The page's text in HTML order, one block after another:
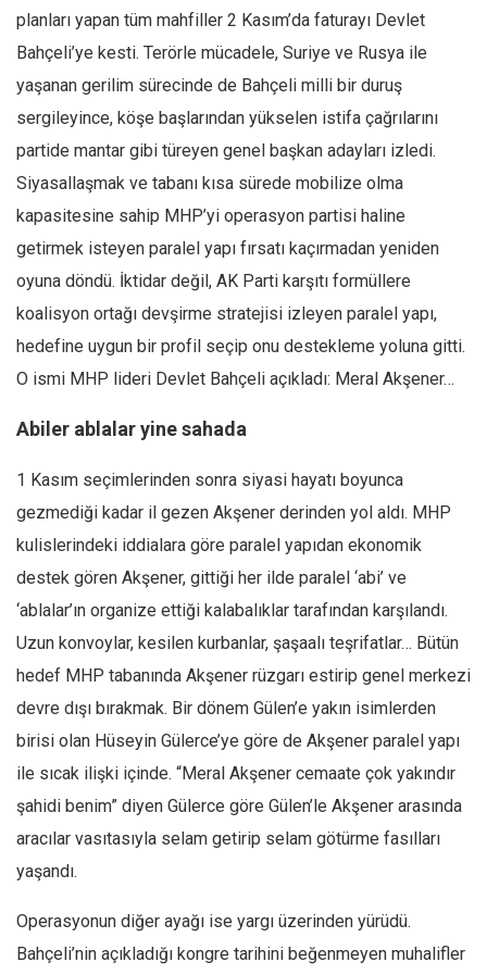
planları yapan tüm mahfiller 2 Kasım’da faturayı Devlet
Bahçeli’ye kesti. Terörle mücadele, Suriye ve Rusya ile
yaşanan gerilim sürecinde de Bahçeli milli bir duruş
sergileyince, köşe başlarından yükselen istifa çağrılarını
partide mantar gibi türeyen genel başkan adayları izledi.
Siyasallaşmak ve tabanı kısa sürede mobilize olma
kapasitesine sahip MHP’yi operasyon partisi haline
getirmek isteyen paralel yapı fırsatı kaçırmadan yeniden
oyuna döndü. İktidar değil, AK Parti karşıtı formüllere
koalisyon ortağı devşirme stratejisi izleyen paralel yapı,
hedefine uygun bir profil seçip onu destekleme yoluna gitti.
O ismi MHP lideri Devlet Bahçeli açıkladı: Meral Akşener…
Abiler ablalar yine sahada
1 Kasım seçimlerinden sonra siyasi hayatı boyunca
gezmediği kadar il gezen Akşener derinden yol aldı. MHP
kulislerindeki iddialara göre paralel yapıdan ekonomik
destek gören Akşener, gittiği her ilde paralel ‘abi’ ve
‘ablalar’ın organize ettiği kalabalıklar tarafından karşılandı.
Uzun konvoylar, kesilen kurbanlar, şaşaalı teşrifatlar… Bütün
hedef MHP tabanında Akşener rüzgarı estirip genel merkezi
devre dışı bırakmak. Bir dönem Gülen’e yakın isimlerden
birisi olan Hüseyin Gülerce’ye göre de Akşener paralel yapı
ile sıcak ilişki içinde. “Meral Akşener cemaate çok yakındır
şahidi benim” diyen Gülerce göre Gülen’le Akşener arasında
aracılar vasıtasıyla selam getirip selam götürme fasılları
yaşandı.
Operasyonun diğer ayağı ise yargı üzerinden yürüdü.
Bahçeli’nin açıkladığı kongre tarihini beğenmeyen muhalifler